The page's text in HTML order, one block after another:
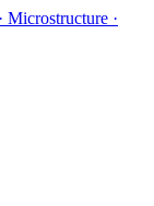
Microstructure ·